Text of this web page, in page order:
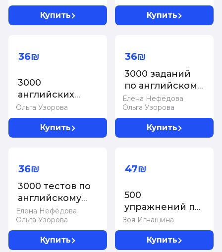
Купить
Обязательный
лексический
Купить
Ольга Узорова
3000
английских
слов.
Обязательный
лексический
36₪
Купить
Елена Нефёдова
Ольга Узорова
3000 заданий
по английскому
языку. 4 класс
36₪
Купить
Елена Нефёдова
Ольга Узорова
3000 тестов по
английскому
языку. 4 класс
36₪
Купить
Зоя Игнашина
500
упражнений по
английскому
языку для
повторения и
47₪
Купить